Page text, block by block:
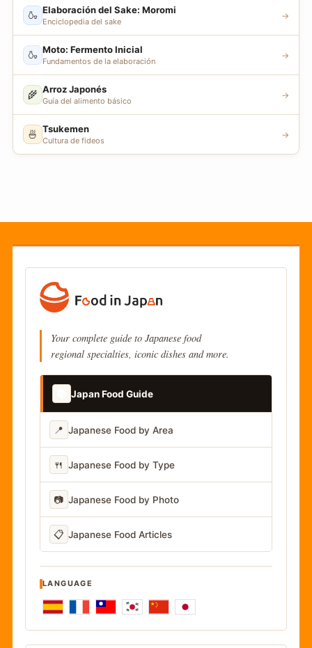
🍶 Elaboración del Sake: Moromi
Enciclopedia del sake
→
🍶 Moto: Fermento Inicial
Fundamentos de la elaboración
→
🌾 Arroz Japonés
Guía del alimento básico
→
🍜 Tsukemen
Cultura de fideos
→
Your complete guide to Japanese food
regional specialties, iconic dishes and more.
Japan Food Guide
📍 Japanese Food by Area
🍴 Japanese Food by Type
📷 Japanese Food by Photo
📋 Japanese Food Articles
LANGUAGE